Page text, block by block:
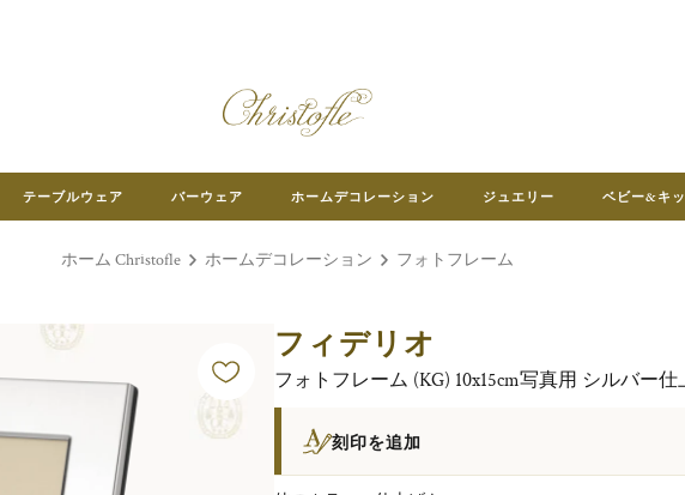
テーブルウェア バーウェア ホームデコレーション ジュエリー ベビー&キ
ホーム Christofle ホームデコレーション フォトフレーム
フィデリオ
フォトフレーム (KG) 10x15cm写真用 シルバー仕
刻印を追加